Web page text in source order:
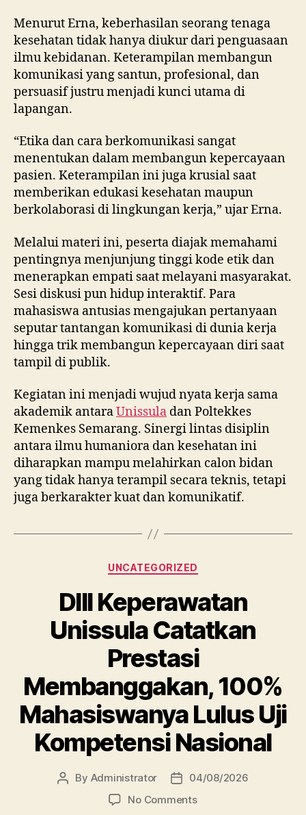
Menurut Erna, keberhasilan seorang tenaga
kesehatan tidak hanya diukur dari penguasaan
ilmu kebidanan. Keterampilan membangun
komunikasi yang santun, profesional, dan
persuasif justru menjadi kunci utama di
lapangan.
“Etika dan cara berkomunikasi sangat
menentukan dalam membangun kepercayaan
pasien. Keterampilan ini juga krusial saat
memberikan edukasi kesehatan maupun
berkolaborasi di lingkungan kerja,” ujar Erna.
Melalui materi ini, peserta diajak memahami
pentingnya menjunjung tinggi kode etik dan
menerapkan empati saat melayani masyarakat.
Sesi diskusi pun hidup interaktif. Para
mahasiswa antusias mengajukan pertanyaan
seputar tantangan komunikasi di dunia kerja
hingga trik membangun kepercayaan diri saat
tampil di publik.
Kegiatan ini menjadi wujud nyata kerja sama
akademik antaraUnissula dan Poltekkes
Kemenkes Semarang. Sinergi lintas disiplin
antara ilmu humaniora dan kesehatan ini
diharapkan mampu melahirkan calon bidan
yang tidak hanya terampil secara teknis, tetapi
juga berkarakter kuat dan komunikatif.
Categories
UNCATEGORIZED
DIII Keperawatan
Unissula Catatkan
Prestasi
Membanggakan, 100%
Mahasiswanya Lulus Uji
Kompetensi Nasional
Post
By Administrator
Post04/08/2026
No Commentson